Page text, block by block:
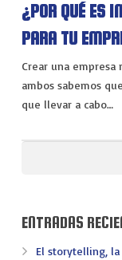
¿POR QUÉ ES
PARA TU
Crear una
ambos sabemos
que llevar a cabo…
ENTRADAS
El storytelling,